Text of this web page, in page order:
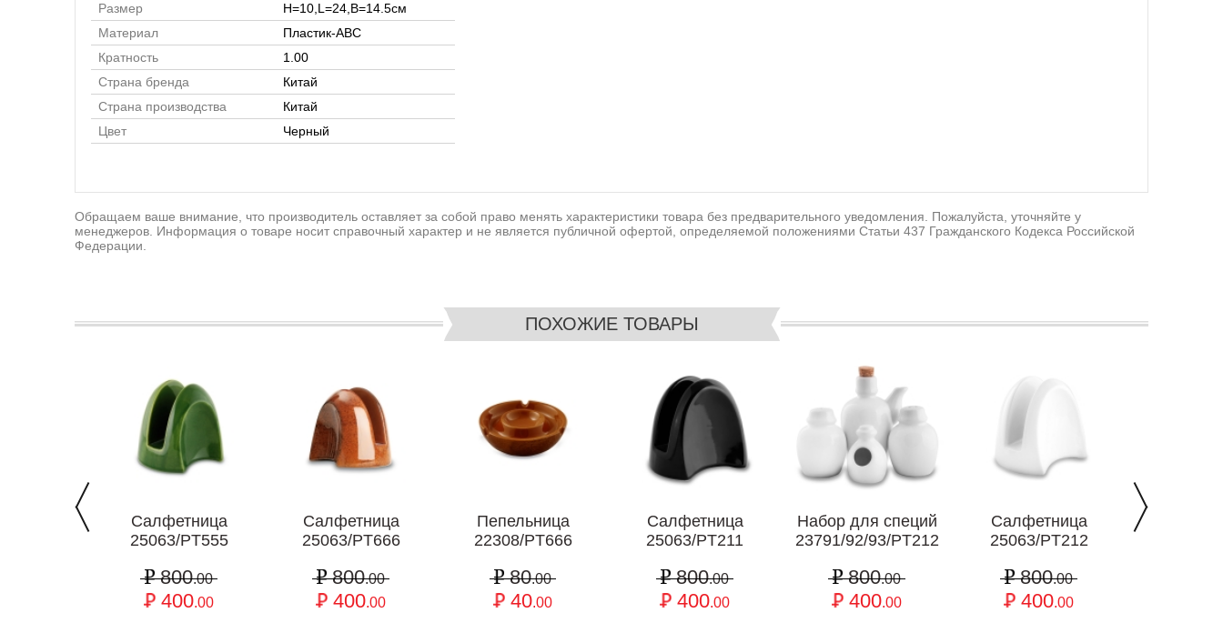
Размер
H=10,L=24,B=14.5см
Материал
Пластик-ABC
Кратность
1.00
Страна бренда
Китай
Страна производства
Китай
Цвет
Черный
Обращаем ваше внимание, что производитель оставляет за собой право менять характеристики товара без предварительного уведомления. Пожалуйста, уточняйте у
менеджеров. Информация о товаре носит справочный характер и не является публичной офертой, определяемой положениями Статьи 437 Гражданского Кодекса Российской
Федерации.
ПОХОЖИЕ ТОВАРЫ
Салфетница
25063/PT555
800.00
400.00
Салфетница
25063/PT666
800.00
400.00
Пепельница
22308/PT666
80.00
40.00
Салфетница
25063/PT211
800.00
400.00
Набор для специй
23791/92/93/PT212
800.00
400.00
Салфетница
25063/PT212
800.00
400.00